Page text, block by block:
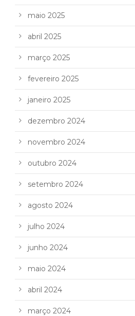
maio 2025
abril 2025
março 2025
fevereiro 2025
janeiro 2025
dezembro 2024
novembro 2024
outubro 2024
setembro 2024
agosto 2024
julho 2024
junho 2024
maio 2024
abril 2024
março 2024